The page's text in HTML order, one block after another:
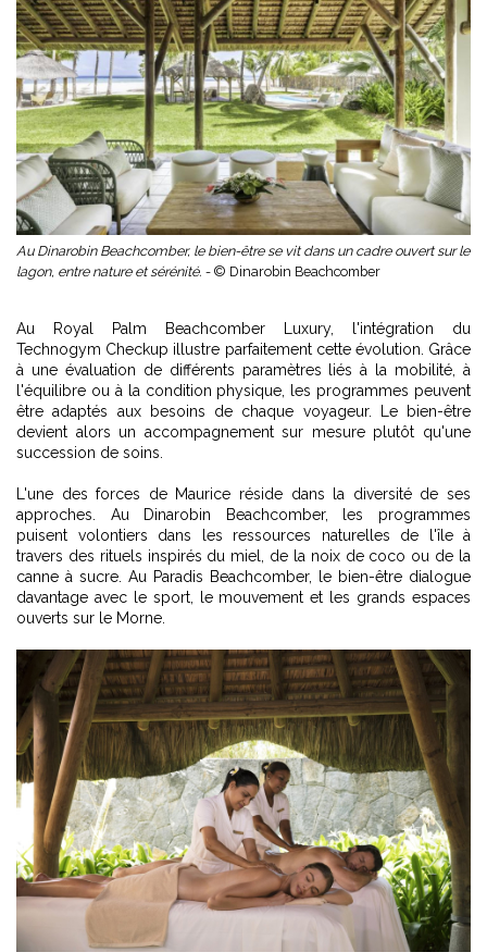
Au Dinarobin Beachcomber, le bien-être se vit dans un cadre ouvert sur le
lagon, entre nature et sérénité. - © Dinarobin Beachcomber
Au Royal Palm Beachcomber Luxury, l'intégration du
Technogym Checkup illustre parfaitement cette évolution. Grâce
à une évaluation de différents paramètres liés à la mobilité, à
l'équilibre ou à la condition physique, les programmes peuvent
être adaptés aux besoins de chaque voyageur. Le bien-être
devient alors un accompagnement sur mesure plutôt qu'une
succession de soins.
L'une des forces de Maurice réside dans la diversité de ses
approches. Au Dinarobin Beachcomber, les programmes
puisent volontiers dans les ressources naturelles de l'île à
travers des rituels inspirés du miel, de la noix de coco ou de la
canne à sucre. Au Paradis Beachcomber, le bien-être dialogue
davantage avec le sport, le mouvement et les grands espaces
ouverts sur le Morne.